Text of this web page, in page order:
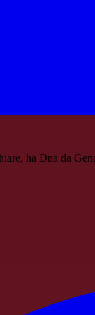
ha Dna da